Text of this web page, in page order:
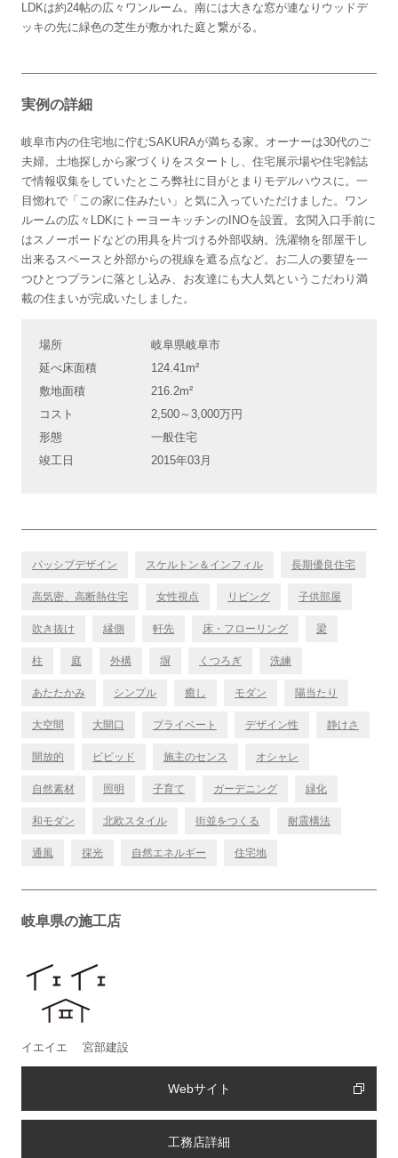
LDKは約24帖の広々ワンルーム。南には大きな窓が連なりウッドデ
ッキの先に緑色の芝生が敷かれた庭と繋がる。
実例の詳細
岐阜市内の住宅地に佇むSAKURAが満ちる家。オーナーは30代のご
夫婦。土地探しから家づくりをスタートし、住宅展示場や住宅雑誌
で情報収集をしていたところ弊社に目がとまりモデルハウスに。一
目惚れで「この家に住みたい」と気に入っていただけました。ワン
ルームの広々LDKにトーヨーキッチンのINOを設置。玄関入口手前に
はスノーボードなどの用具を片づける外部収納。洗濯物を部屋干し
出来るスペースと外部からの視線を遮る点など。お二人の要望を一
つひとつプランに落とし込み、お友達にも大人気というこだわり満
載の住まいが完成いたしました。
場所
岐阜県岐阜市
延べ床面積
124.41m²
敷地面積
216.2m²
コスト
2,500～3,000万円
形態
一般住宅
竣工日
2015年03月
パッシブデザイン スケルトン＆インフィル 長期優良住宅
高気密、高断熱住宅 女性視点 リビング 子供部屋
吹き抜け 縁側 軒先 床・フローリング 梁
柱 庭 外構 塀 くつろぎ 洗練
あたたかみ シンプル 癒し モダン 陽当たり
大空間 大開口 プライベート デザイン性 静けさ
開放的 ビビッド 施主のセンス オシャレ
自然素材 照明 子育て ガーデニング 緑化
和モダン 北欧スタイル 街並をつくる 耐震構法
通風 採光 自然エネルギー 住宅地
岐阜県の施工店
イエイエ 宮部建設
Webサイト
工務店詳細